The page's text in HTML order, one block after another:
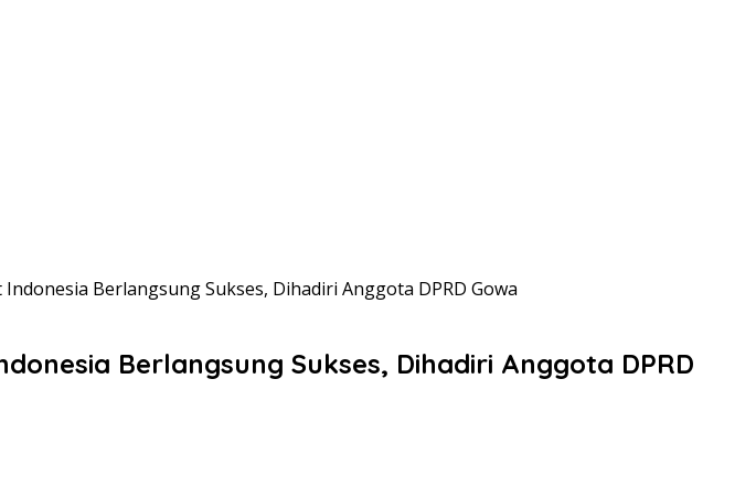
Berlangsung Sukses, Dihadiri Anggota DPRD Gowa
Berlangsung Sukses, Dihadiri Anggota DPRD